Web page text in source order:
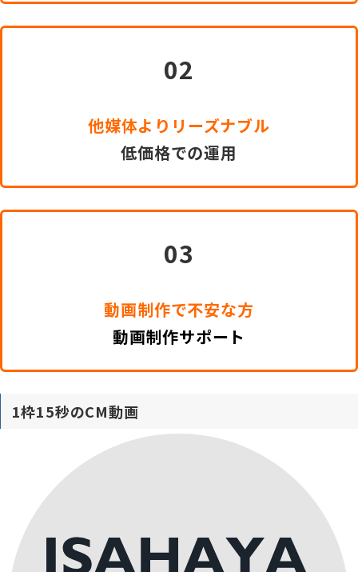
02
他媒体よりリーズナブル
低価格での運用
03
動画制作で不安な方
動画制作サポート
1枠15秒のCM動画